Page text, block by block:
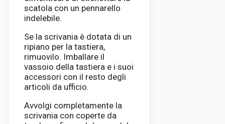
scatola con un pennarello
indelebile.
Se la scrivania è dotata di un
ripiano per la tastiera,
rimuovilo. Imballare il
vassoio della tastiera e i suoi
accessori con il resto degli
articoli da ufficio.
Avvolgi completamente la
scrivania con coperte da